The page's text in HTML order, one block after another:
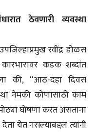
ठेवणारी व्यवस्था
रवींद्र डोळस
कडक शब्दांत
की, “आठ-दहा दिवस
नेमकी कोणासाठी काम
घोषणा करत असताना
येत नसल्याबद्दल त्यांनी